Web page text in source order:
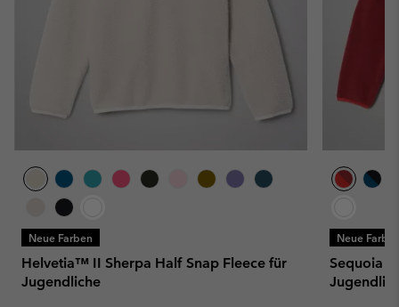
Neue Farben
Helvetia™ II Sherpa Half Snap Fleece für
Jugendliche
Neue
Sequoia